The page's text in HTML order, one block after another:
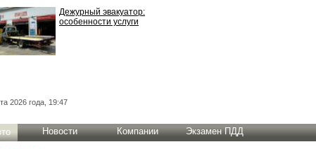
Дежурный эвакуатор:
особенности услуги
2026 года, 19:47
Новости Компании Экзамен ПДД